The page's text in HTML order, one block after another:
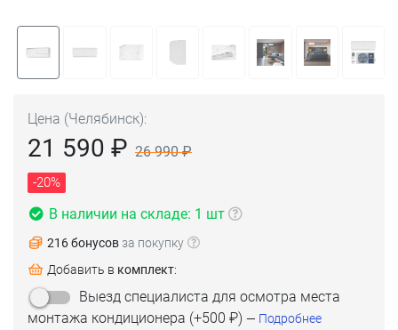
Цена (Челябинск):
21 590 ₽ 26 990 ₽
-20%
В наличии на складе: 1 шт
216 бонусов за покупку
Добавить в комплект:
Выезд специалиста для осмотра места
монтажа кондиционера (+500 ₽) — Подробнее